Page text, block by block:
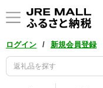
ログイン / 新規会員登録